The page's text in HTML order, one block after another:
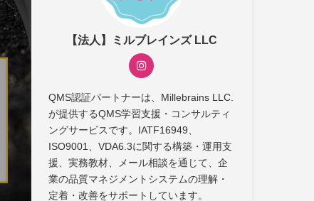
【法人】ミルブレインズ LLC
QMS認証パートナーは、Millebrains LLC.
が提供するQMS学習支援・コンサルティ
ングサービスです。IATF16949、
ISO9001、VDA6.3に関する構築・運用支
援、実務教材、メール相談を通じて、企
業の品質マネジメントシステムの理解・
定着・改善をサポートしています。